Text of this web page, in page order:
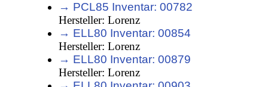
→ PCL85 Inventar: 00782
Hersteller: Lorenz
→ ELL80 Inventar: 00854
Hersteller: Lorenz
→ ELL80 Inventar: 00879
Hersteller: Lorenz